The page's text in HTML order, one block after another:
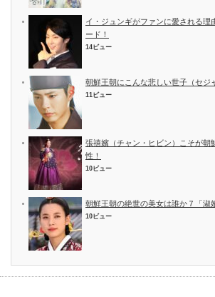
イ・ジュンギがファンに愛される理
ード！
14ビュー
朝鮮王朝にこんな悲しい世子（セジ
11ビュー
張禧嬪（チャン・ヒビン）こそが朝
性！
10ビュー
朝鮮王朝の絶世の美女は誰か７「淑
10ビュー